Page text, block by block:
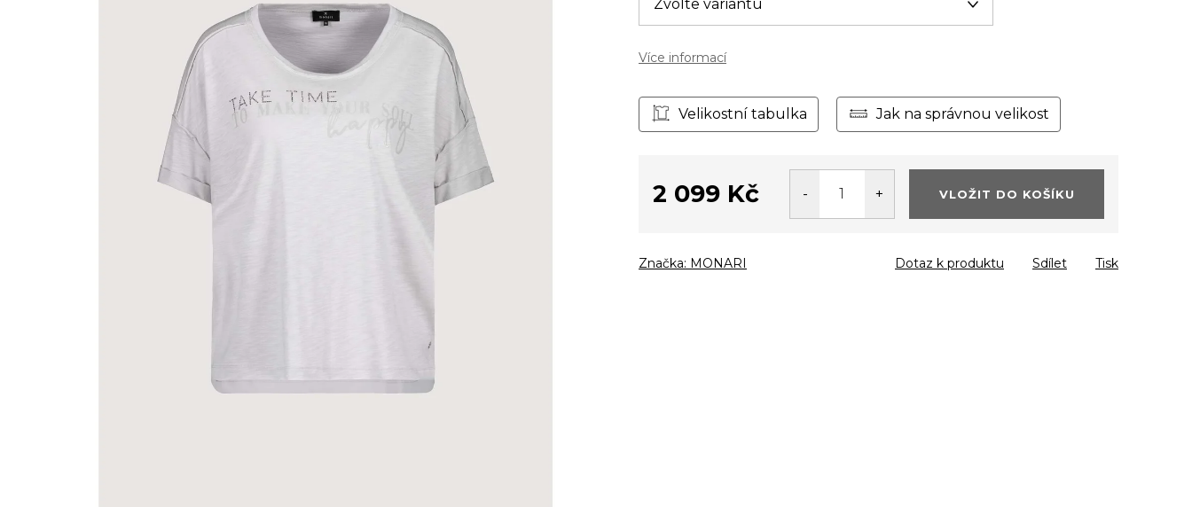
Více informací
Velikostní tabulka Jak na správnou velikost
2 099 Kč VLOŽIT DO KOŠÍKU
Značka: MONARI Tisk
Dotaz k produktu Sdílet